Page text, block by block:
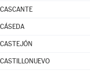
CASCANTE
CÁSEDA
CASTEJÓN
CASTILLONUEVO